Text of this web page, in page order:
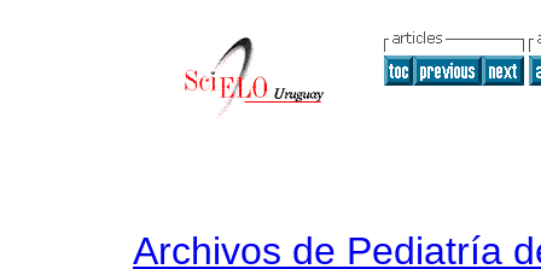
Archivos de Pediatría